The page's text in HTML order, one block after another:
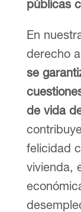
públicas
En
derecho
se
de vida
felicidad
vivienda,